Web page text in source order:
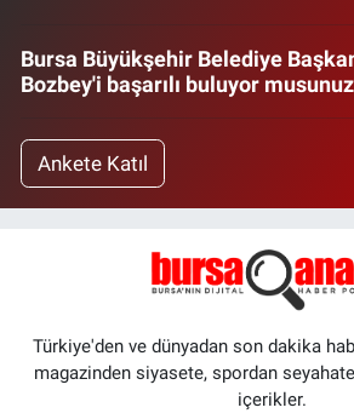
Bursa Büyükşehir Belediye
Bozbey'i başarılı buluyor
Ankete Katıl
Türkiye'den ve dünyadan son dakika
magazinden siyasete, spordan
içerikler.